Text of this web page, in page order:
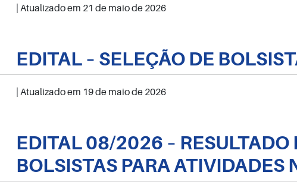
| Atualizado em 21 de maio de 2026
EDITAL – SELEÇÃO DE
| Atualizado em 19 de maio de 2026
EDITAL 08/2026 – RESULTADO
BOLSISTAS PARA ATIVIDADES